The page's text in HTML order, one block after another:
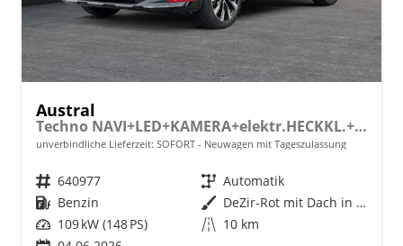
Austral
Techno NAVI+LED+KAMERA+elektr.HECKKL.+19"LM
unverbindliche Lieferzeit: SOFORT Neuwagen mit Tageszulassung
Fahrzeugnr. 640977 Getriebe Automatik
Kraftstoff Benzin Außenfarbe
DeZir-Rot mit Dach in Black-Pearl-Schwarz
Leistung 109 kW (148 PS) Kilometerstand 10 km